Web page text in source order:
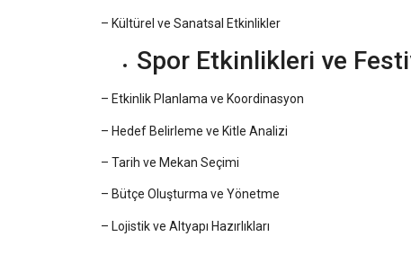
– Kültürel ve Sanatsal Etkinlikler
Spor Etkinlikleri ve
– Etkinlik Planlama ve Koordinasyon
– Hedef Belirleme ve Kitle Analizi
– Tarih ve Mekan Seçimi
– Bütçe Oluşturma ve Yönetme
– Lojistik ve Altyapı Hazırlıkları